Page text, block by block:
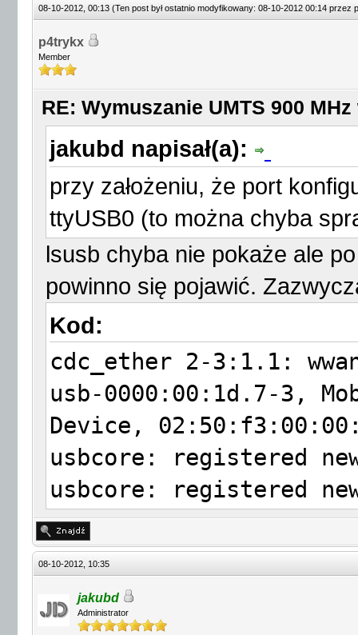
08-10-2012, 00:13 (Ten post był ostatnio modyfikowany: 08-10-2012 00:14 przez
p4trykx
Member
RE: Wymuszanie UMTS 900
jakubd napisał(a):
przy założeniu, że port
ttyUSB0 (to można chyba
lsusb chyba nie pokaże ale
powinno się pojawić.
Kod:
cdc_ether 2-3:1.1:
usb-0000:00:1d.7-3,
Device,
usbcore: registered
usbcore: registered
USB Serial support
usbcore: registered
usbserial_generic
usbserial: USB Serial
08-10-2012, 10:35
jakubd
Administrator